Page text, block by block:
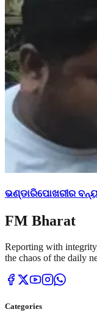
ଭଣ୍ଡାରିପୋଖରୀର
FM Bharat
Reporting with
the chaos of the daily
Categories